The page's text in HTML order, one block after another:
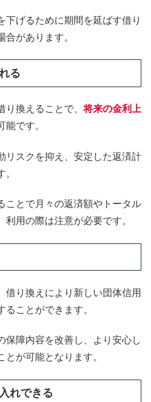
下げるために期間を延ばす借り
があります。
る
り換えることで、将来の金利上
能です。
リスクを抑え、安定した返済計
ことで月々の返済額やトータル
用の際は注意が必要です。
借り換えにより新しい団体信用
ことができます。
保障内容を改善し、より安心し
が可能となります。
れできる